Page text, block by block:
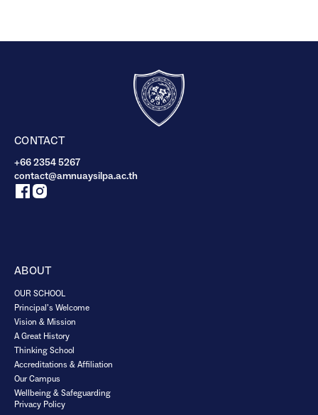
CONTACT
+66 2354 5267
contact@amnuaysilpa.ac.th
ABOUT
OUR SCHOOL
Principal’s Welcome
Vision & Mission
A Great History
Thinking School
Accreditations & Affiliation
Our Campus
Wellbeing & Safeguarding
Privacy Policy